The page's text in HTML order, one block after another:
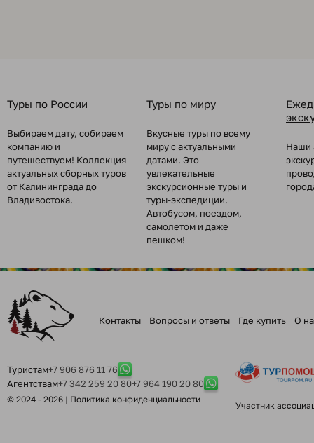
Туры по России
Выбираем дату, собираем
компанию и
путешествуем! Коллекция
актуальных сборных туров
от Калининграда до
Владивостока.
Туры по миру
Вкусные туры по всему
миру с актуальными
датами. Это
увлекательные
экскурсионные туры и
туры-экспедиции.
Автобусом, поездом,
самолетом и даже
пешком!
Наши
Контакты Вопросы и ответы Где купить О
Туристам+7 906 876 11 76
Агентствам+7 342 259 20 80+7 964 190 20 80
© 2024 - 2026 | Политика конфиденциальности
Участник